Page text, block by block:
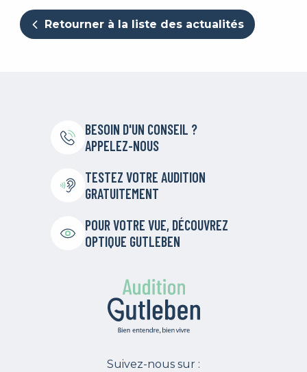
Retourner à la liste des actualités
BESOIN D'UN CONSEIL ?
APPELEZ-NOUS
TESTEZ VOTRE AUDITION
GRATUITEMENT
POUR VOTRE VUE, DÉCOUVREZ
OPTIQUE GUTLEBEN
Suivez-nous sur :